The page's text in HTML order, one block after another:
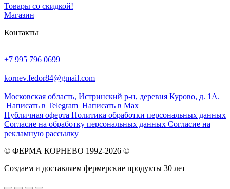
Товары со скидкой!
Магазин
Контакты
+7 995 796 0699
kornev.fedor84@gmail.com
Московская область, Истринский р-н, деревня Курово, д. 1А.
Написать в Telegram Написать в Max
Публичная оферта Политика обработки персональных данных
Согласие на обработку персональных данных Согласие на
рекламную рассылку
© ФЕРМА КОРНЕВО 1992-2026 ©
Создаем и доставляем фермерские продукты 30 лет